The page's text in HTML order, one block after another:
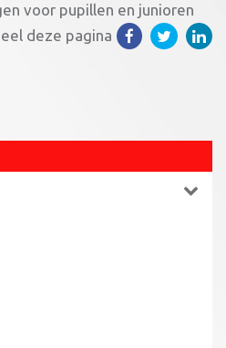
voor pupillen en junioren
deze pagina